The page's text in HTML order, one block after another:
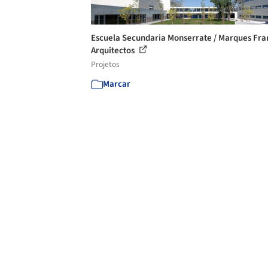
Escuela Secundaria Monserrate / Marques
Arquitectos
Projetos
Marcar